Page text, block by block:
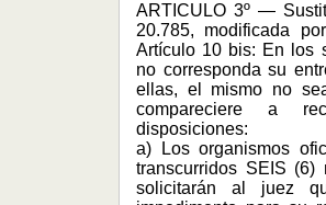
ARTICULO 3º —
20.785, modificada
Artículo 10 bis: En los
no corresponda su
ellas, el mismo no
compareciere a
disposiciones:
a) Los organismos
transcurridos SEIS
solicitarán al juez